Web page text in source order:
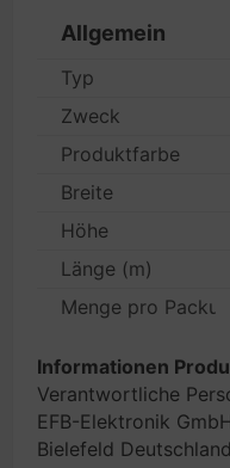
Allgemein
Typ
Zweck
Produktfarbe
Breite
Höhe
Länge (m)
Menge pro
Informationen
Verantwortliche
EFB-Elektronik
Bielefeld